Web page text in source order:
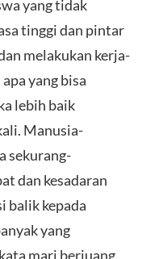
yang tidak
tinggi dan pintar
melakukan kerja-
yang bisa
lebih baik
Manusia-
sekurang-
dan kesadaran
balik kepada
yang
mari berjuang